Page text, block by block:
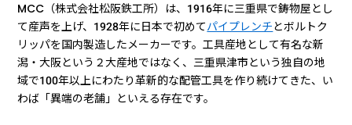
MCC（株式会社松阪鉄工所）は、1916年に三重県で鋳物屋とし
て産声を上げ、1928年に日本で初めてパイプレンチとボルトク
リッパを国内製造したメーカーです。工具産地として有名な新
潟・大阪という２大産地ではなく、三重県津市という独自の地
域で100年以上にわたり革新的な配管工具を作り続けてきた、い
わば「異端の老舗」といえる存在です。